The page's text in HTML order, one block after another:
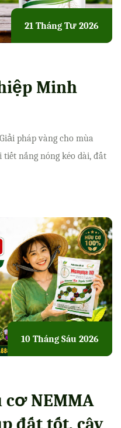
21 Tháng Tư 2026
Minh
pháp vàng cho mùa
nắng nóng kéo dài, đất
10 Tháng Sáu 2026
NEMMA